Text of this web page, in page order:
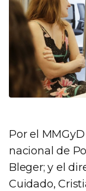
Por el
nacional de
Bleger; y el
Cuidado,